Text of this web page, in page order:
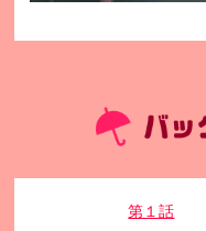
第１話